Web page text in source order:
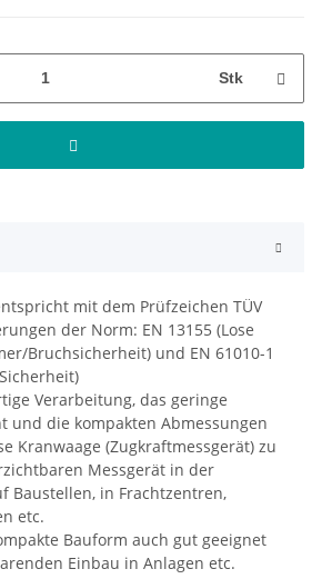
Stk
mit dem Prüfzeichen TÜV
der Norm: EN 13155 (Lose
Bruchsicherheit) und EN 61010-1
Verarbeitung, das geringe
und die kompakten Abmessungen
Kranwaage (Zugkraftmessgerät) zu
Messgerät in der
Baustellen, in Frachtzentren,
etc.
Bauform auch gut geeignet
Einbau in Anlagen etc.